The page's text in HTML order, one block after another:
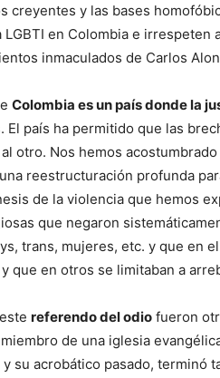
creyentes y las bases
en Colombia e
inmaculados de Carlos
Colombia es un país donde la
El país ha permitido que las
otro. Nos hemos
reestructuración profunda
de la violencia que hemos
que negaron
trans, mujeres, etc. y que en
que en otros se limitaban a
referendo del odio fueron
de una iglesia
su acrobático pasado, terminó